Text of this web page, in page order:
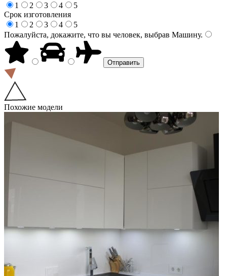
1
2 3 4
5
Срок изготовления
1
2 3 4
5
Пожалуйста, докажите, что вы человек, выбрав Машину.
Похожие модели